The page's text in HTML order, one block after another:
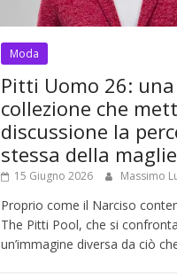
Moda
Pitti Uomo 26: una
collezione che
discussione la
stessa della
15 Giugno 2026 Massimo
Proprio come il Narciso
The Pitti Pool, che si
un’immagine diversa da ciò